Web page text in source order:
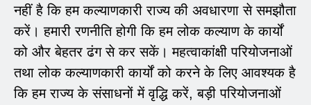
नहीं है कि हम कल्याणकारी राज्य की अवधारणा से समझौता
करें। हमारी रणनीति होगी कि हम लोक कल्याण के कार्यों
को और बेहतर ढंग से कर सकें। महत्वाकांक्षी परियोजनाओं
तथा लोक कल्याणकारी कार्यों को करने के लिए आवश्यक है
कि हम राज्य के संसाधनों में वृद्धि करें, बड़ी परियोजनाओं